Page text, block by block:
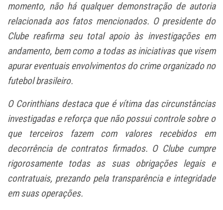
momento, não há qualquer demonstração de autoria
relacionada aos fatos mencionados. O presidente do
Clube reafirma seu total apoio às investigações em
andamento, bem como a todas as iniciativas que visem
apurar eventuais envolvimentos do crime organizado no
futebol brasileiro.
O Corinthians destaca que é vítima das circunstâncias
investigadas e reforça que não possui controle sobre o
que terceiros fazem com valores recebidos em
decorrência de contratos firmados. O Clube cumpre
rigorosamente todas as suas obrigações legais e
contratuais, prezando pela transparência e integridade
em suas operações.